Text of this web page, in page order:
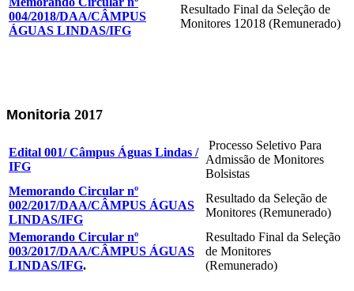
004/2018/DAA/CÂMPUS
ÁGUAS LINDAS/IFG
Resultado Final da Seleção de
Monitores 12018 (Remunerado)
Monitoria 2017
Edital 001/ Câmpus Águas Lindas /
IFG
Processo Seletivo Para
Admissão de Monitores
Bolsistas
Memorando Circular nº
002/2017/DAA/CÂMPUS ÁGUAS
LINDAS/IFG
Resultado da Seleção de
Monitores (Remunerado)
Memorando Circular nº
003/2017/DAA/CÂMPUS ÁGUAS
LINDAS/IFG.
Resultado Final da Seleção
de Monitores
(Remunerado)